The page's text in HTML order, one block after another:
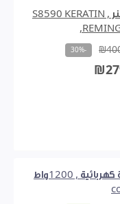
ستريتنر , S8590 KERATIN
-30%
فرشاة كهربائية , 1200واط